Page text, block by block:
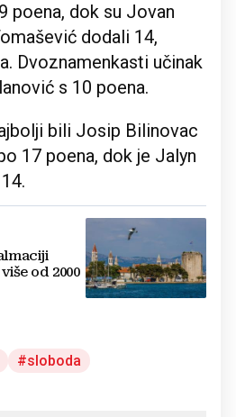
poena, dok su Jovan
dodali 14,
Dvoznamenkasti učinak
s 10 poena.
bili Josip Bilinovac
17 poena, dok je Jalyn
od 2000
sloboda